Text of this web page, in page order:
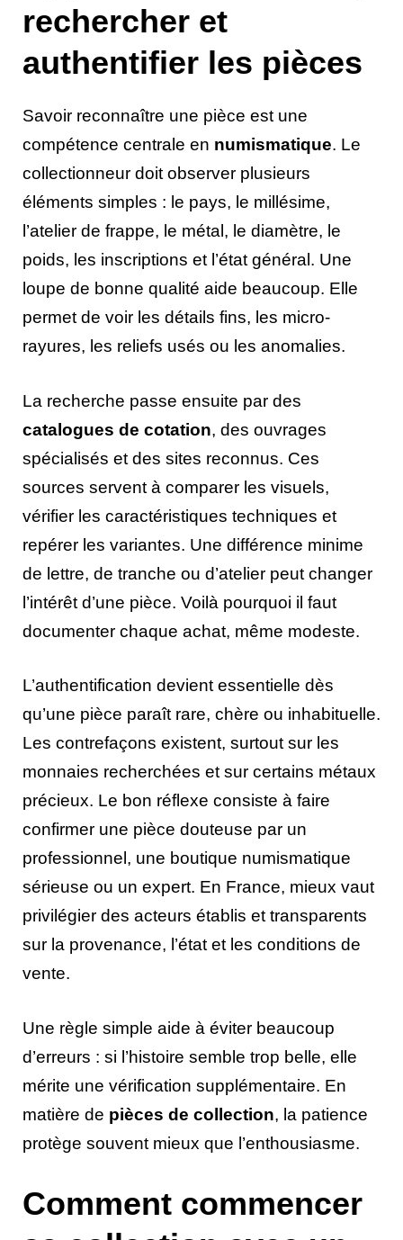
rechercher et
authentifier les pièces
Savoir reconnaître une pièce est une
compétence centrale en numismatique. Le
collectionneur doit observer plusieurs
éléments simples : le pays, le millésime,
l’atelier de frappe, le métal, le diamètre, le
poids, les inscriptions et l’état général. Une
loupe de bonne qualité aide beaucoup. Elle
permet de voir les détails fins, les micro-
rayures, les reliefs usés ou les anomalies.
La recherche passe ensuite par des
catalogues de cotation, des ouvrages
spécialisés et des sites reconnus. Ces
sources servent à comparer les visuels,
vérifier les caractéristiques techniques et
repérer les variantes. Une différence minime
de lettre, de tranche ou d’atelier peut changer
l’intérêt d’une pièce. Voilà pourquoi il faut
documenter chaque achat, même modeste.
L’authentification devient essentielle dès
qu’une pièce paraît rare, chère ou inhabituelle.
Les contrefaçons existent, surtout sur les
monnaies recherchées et sur certains métaux
précieux. Le bon réflexe consiste à faire
confirmer une pièce douteuse par un
professionnel, une boutique numismatique
sérieuse ou un expert. En France, mieux vaut
privilégier des acteurs établis et transparents
sur la provenance, l’état et les conditions de
vente.
Une règle simple aide à éviter beaucoup
d’erreurs : si l’histoire semble trop belle, elle
mérite une vérification supplémentaire. En
matière de pièces de collection, la patience
protège souvent mieux que l’enthousiasme.
Comment commencer